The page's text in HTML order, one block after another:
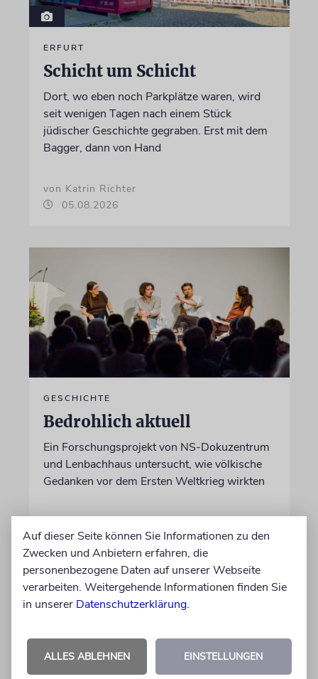
ERFURT
Schicht um Schicht
Dort, wo eben noch Parkplätze waren, wird
seit wenigen Tagen nach einem Stück
jüdischer Geschichte gegraben. Erst mit dem
Bagger, dann von Hand
von Katrin Richter
05.08.2026
GESCHICHTE
Bedrohlich aktuell
Ein Forschungsprojekt von NS-Dokuzentrum
und Lenbachhaus untersucht, wie völkische
Gedanken vor dem Ersten Weltkrieg wirkten
05.08.2026
Auf dieser Seite können Sie Informationen zu den
Zwecken und Anbietern erfahren, die
personenbezogene Daten auf unserer Webseite
verarbeiten. Weitergehende Informationen finden Sie
in unserer Datenschutzerklärung.
ALLES ABLEHNEN EINSTELLUNGEN